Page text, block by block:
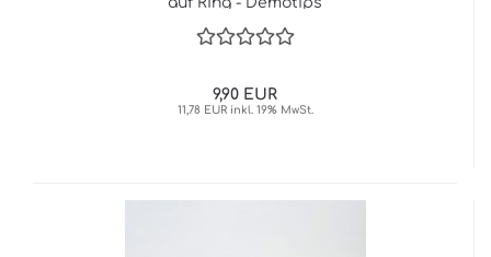
9,90 EUR
11,78 EUR inkl. 19% MwSt.